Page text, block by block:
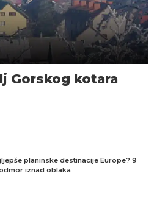
Gorskog kotara
planinske destinacije Europe? 9
iznad oblaka